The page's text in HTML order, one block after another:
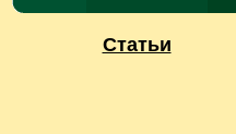
Статьи